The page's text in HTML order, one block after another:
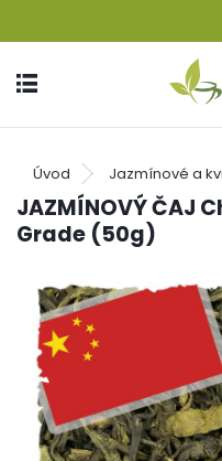
Úvod Jazmínové a
JAZMÍNOVÝ ČAJ
Grade (50g)